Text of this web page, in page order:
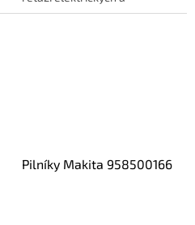
motorových píl s vysokým...
Pilníky Makita 958500166